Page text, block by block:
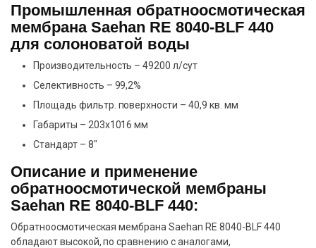
Промышленная обратноосмотическая
мембрана Saehan RE 8040-BLF 440
для солоноватой воды
Производительность – 49200 л/сут
Селективность – 99,2%
Площадь фильтр. поверхности – 40,9 кв. мм
Габариты – 203х1016 мм
Стандарт – 8″
Описание и применение
обратноосмотической мембраны
Saehan RE 8040-BLF 440:
Обратноосмотическая мембрана Saehan RE 8040-BLF 440
обладают высокой, по сравнению с аналогами,